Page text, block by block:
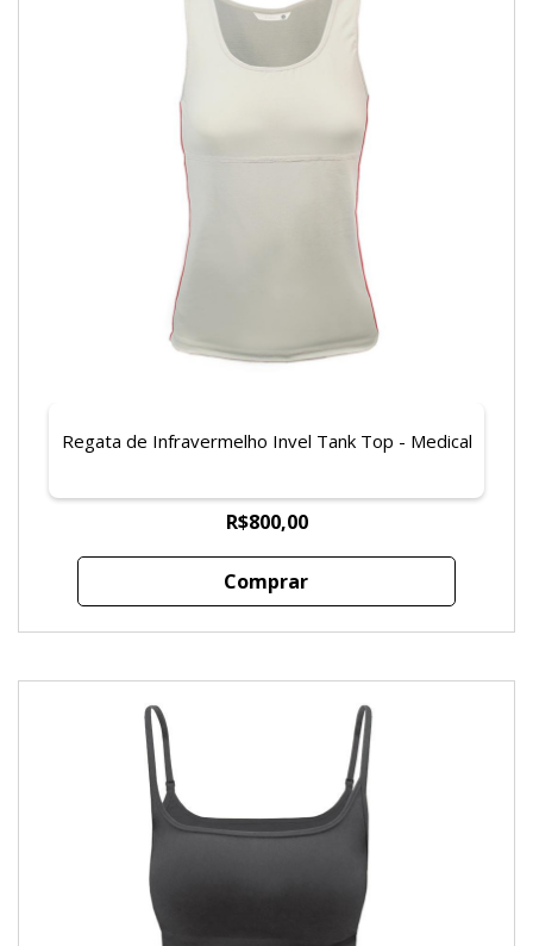
Regata de Infravermelho Invel Tank Top - Medical
R$800,00
Comprar